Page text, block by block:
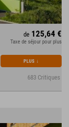
683 Critiques
de 125,64 €
Taxe de séjour pour plus
PLUS ↓